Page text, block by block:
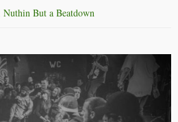
Nuthin But a Beatdown